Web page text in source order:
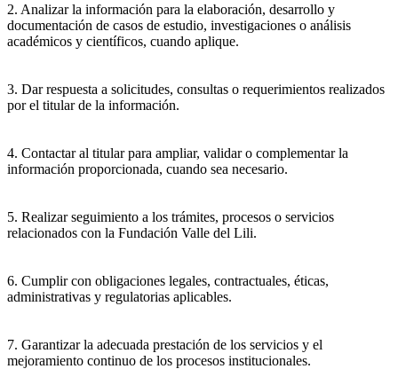
2. Analizar la información para la elaboración, desarrollo y
documentación de casos de estudio, investigaciones o análisis
académicos y científicos, cuando aplique.
3. Dar respuesta a solicitudes, consultas o requerimientos realizados
por el titular de la información.
4. Contactar al titular para ampliar, validar o complementar la
información proporcionada, cuando sea necesario.
5. Realizar seguimiento a los trámites, procesos o servicios
relacionados con la Fundación Valle del Lili.
6. Cumplir con obligaciones legales, contractuales, éticas,
administrativas y regulatorias aplicables.
7. Garantizar la adecuada prestación de los servicios y el
mejoramiento continuo de los procesos institucionales.